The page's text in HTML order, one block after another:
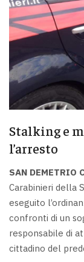
Stalking e
l’arresto
SAN DEMETRIO
Carabinieri della
eseguito
confronti di un
responsabile di
cittadino del